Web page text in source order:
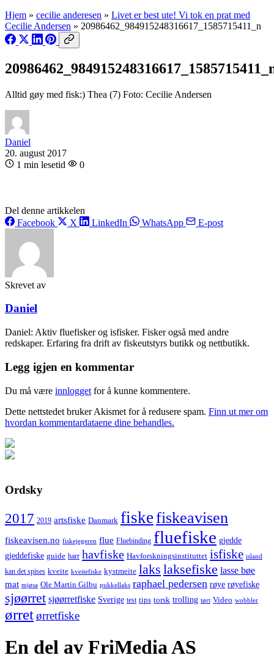
Hjem » cecilie anderesen » Livet er best ute! Vi tok en prat med
Cecilie Andersen » 20986462_984915248316617_1585715411_n
Alltid gøy med fisk:) Thea (7) Foto: Cecilie Andersen
Daniel
20. august 2017
1 min lesetid
0
Del denne artikkelen
Facebook
X LinkedIn WhatsApp E-post
Skrevet av
Daniel
Daniel: Aktiv fluefisker og isfisker. Fisker også med andre
redskaper. Erfaring fra drift av fiskeutstyrs butikk og nettbutikk.
Legg igjen en kommentar
Du må være innlogget for å kunne kommentere.
Dette nettstedet bruker Akismet for å redusere spam. Finn ut mer om
hvordan kommentardataene dine behandles.
Ordsky
2017 2019 artsfiske Danmark fiskefiskeavisen
fiskeavisen.no fiskejegeren flue Fluebinding fluefiske gjedde
gjeddefiske guide harr havfiske Havforskningsinstituttet isfiske island
kan det spises kveite kveitefiske kystmeite laks laksefiske lasse bøe
mat mjøsa Ole Martin Gilbu pukkellaks raphael pedersen røye røyefiske
sjøørret sjøørretfiske Sverige test tips torsk trolling tørt Video wobbler
ørretørretfiske
En del av FriMedia AS